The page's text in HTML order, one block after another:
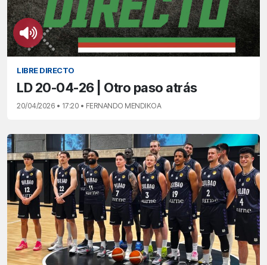
LIBRE DIRECTO
LD 20-04-26 | Otro paso atrás
20/04/2026 • 17:20 • FERNANDO MENDIKOA